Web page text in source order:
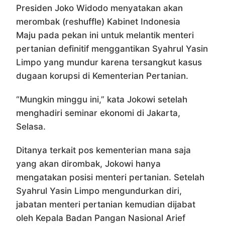
Presiden Joko Widodo menyatakan akan
merombak (reshuffle) Kabinet Indonesia
Maju pada pekan ini untuk melantik menteri
pertanian definitif menggantikan Syahrul Yasin
Limpo yang mundur karena tersangkut kasus
dugaan korupsi di Kementerian Pertanian.
“Mungkin minggu ini,” kata Jokowi setelah
menghadiri seminar ekonomi di Jakarta,
Selasa.
Ditanya terkait pos kementerian mana saja
yang akan dirombak, Jokowi hanya
mengatakan posisi menteri pertanian. Setelah
Syahrul Yasin Limpo mengundurkan diri,
jabatan menteri pertanian kemudian dijabat
oleh Kepala Badan Pangan Nasional Arief